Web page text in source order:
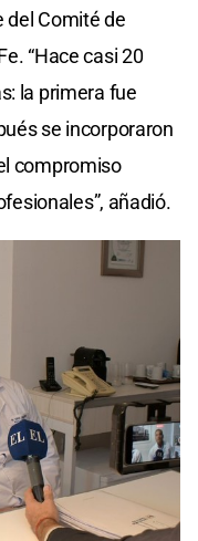
del Comité de
“Hace casi 20
la primera fue
se incorporaron
compromiso
añadió.